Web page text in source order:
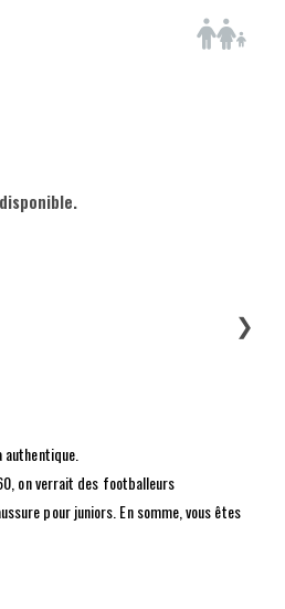
❯
on verrait des footballeurs
pour juniors. En somme, vous êtes